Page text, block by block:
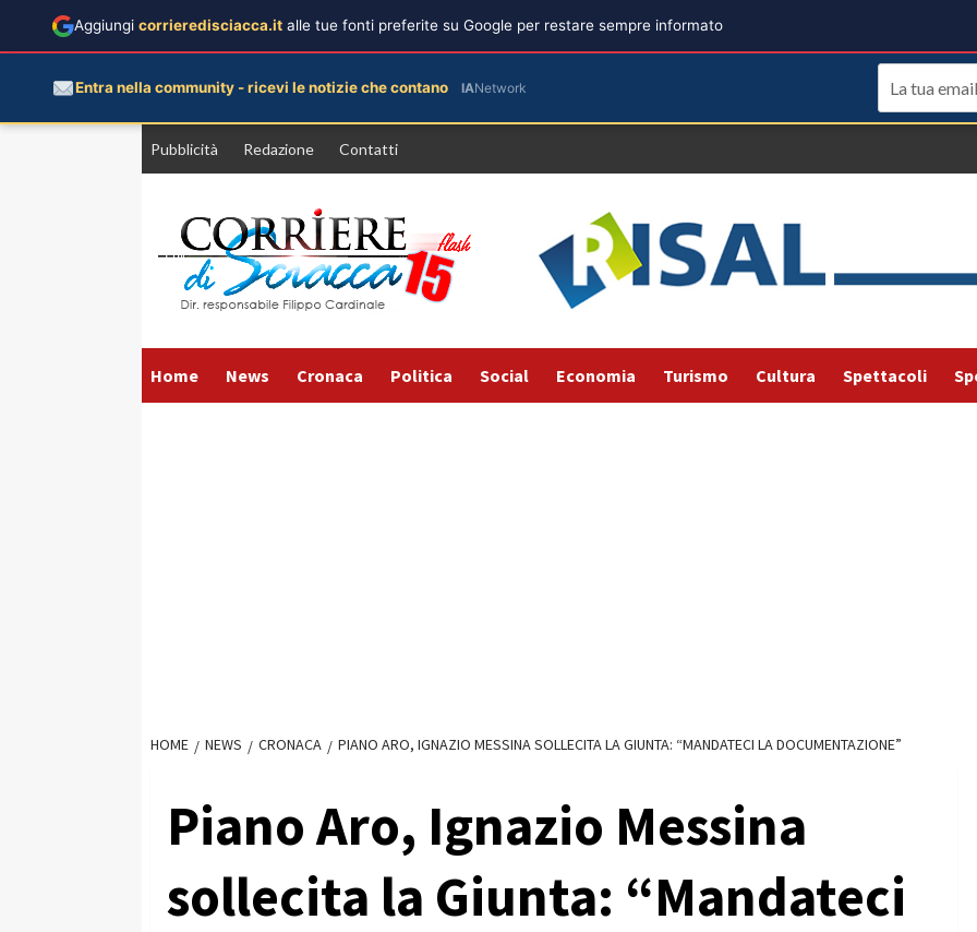
Pubblicità Redazione Contatti
Home News Cronaca Politica Social Economia Turismo Cultura Spettacoli
HOME NEWS CRONACA PIANO ARO, IGNAZIO MESSINA SOLLECITA LA GIUNTA: “MANDATECI LA DOCUMENTAZIONE”
Piano Aro, Ignazio Messina
sollecita la Giunta: “Mandateci
Aggiungi corrieredisciacca.it alle tue fonti preferite su Google per restare sempre informato
Entra nella community - ricevi le notizie che contano IANetwork